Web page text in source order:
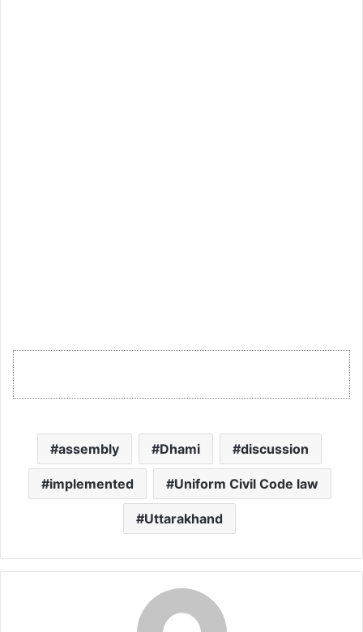
assembly Dhami discussion
implemented Uniform Civil Code law
Uttarakhand